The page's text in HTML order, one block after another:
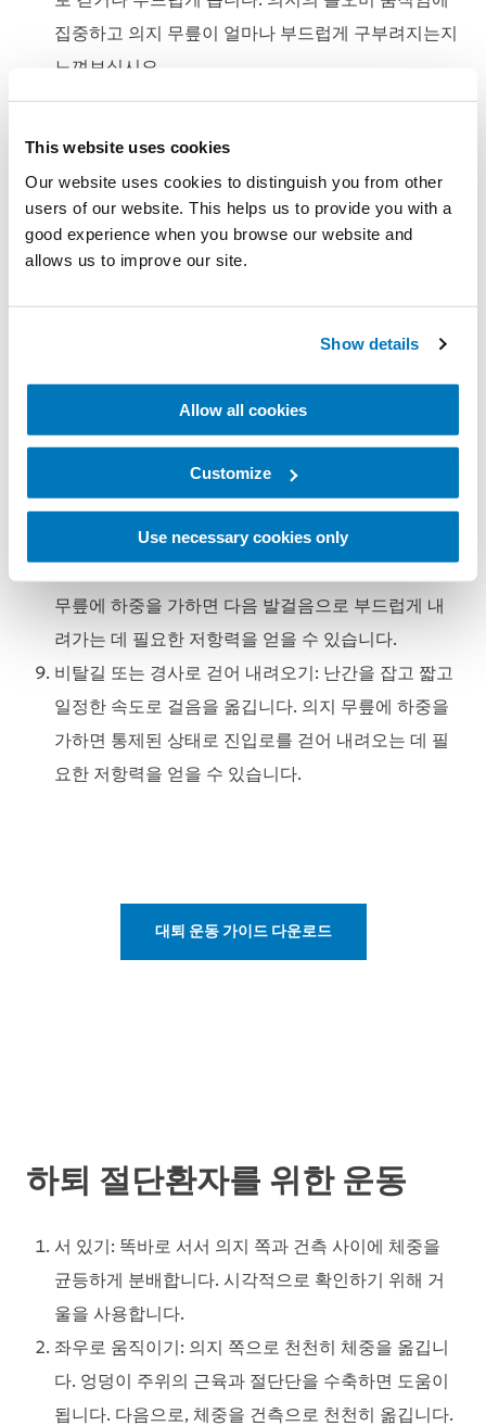
This website uses cookies
Our website uses cookies to distinguish you from other
users of our website. This helps us to provide you with a
good experience when you browse our website and
allows us to improve our site.
Show details
Allow all cookies
Customize
Use necessary cookies only
집중하고 의지 무릎이 얼마나 부드럽게 구부려지는지
느껴보십시오.
지팡이로 걷기: 지팡이를 사용하면 의지 무릎에 익숙
의지의 부드러운 발구름을 만들어내면 전진 추진력이
향상됩니다.
앉기: 의지를 약간 앞으로 놓은 다음 의지 무릎에 체중
을 가하고 부드럽게 구부릴 수 있을 때까지 그 상태를
유지합니다. 느껴지는 저항 또는 제동력이 느리게 앉
릎의 종류에 따라 달라집니다. 마이크로프로세서 의
지 무릎이든 기계식 의지 무릎이든 이 운동을 시도하
기 전에 먼저 의지·보조기 기사와 상의하십시오.)
계단 내려가기: 난간을 잡고 의지의 뒤쪽 절반을 계단
에 올려놓습니다. 의지 쪽으로 체중을 가하는 연습을
무릎에 하중을 가하면 다음 발걸음으로 부드럽게 내
려가는 데 필요한 저항력을 얻을 수 있습니다.
비탈길 또는 경사로 걷어 내려오기: 난간을 잡고 짧고
일정한 속도로 걸음을 옮깁니다. 의지 무릎에 하중을
가하면 통제된 상태로 진입로를 걷어 내려오는 데 필
요한 저항력을 얻을 수 있습니다.
대퇴 운동 가이드 다운로드
하퇴 절단환자를 위한 운동
서 있기: 똑바로 서서 의지 쪽과 건측 사이에 체중을
균등하게 분배합니다. 시각적으로 확인하기 위해 거
울을 사용합니다.
좌우로 움직이기: 의지 쪽으로 천천히 체중을 옮깁니
다. 엉덩이 주위의 근육과 절단단을 수축하면 도움이
됩니다. 다음으로, 체중을 건측으로 천천히 옮깁니다.